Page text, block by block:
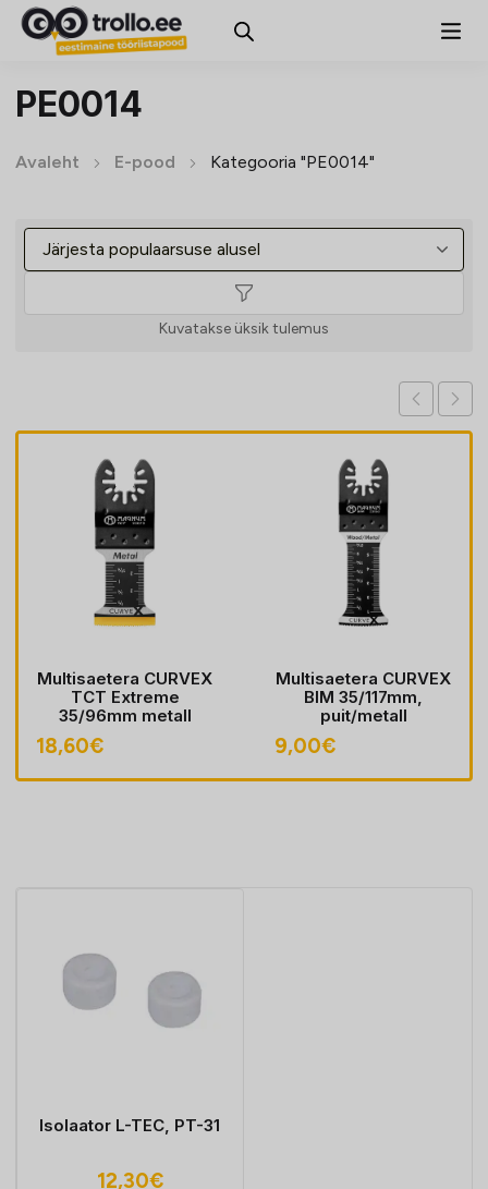
PE0014
Avaleht E-pood Kategooria "PE0014"
Kuvatakse üksik tulemus
Multisaetera CURVEX
TCT Extreme
35/96mm metall
18,60€
Multisaetera CURVEX
BIM 35/117mm,
puit/metall
9,00€
Isolaator L-TEC, PT-31
12,30€